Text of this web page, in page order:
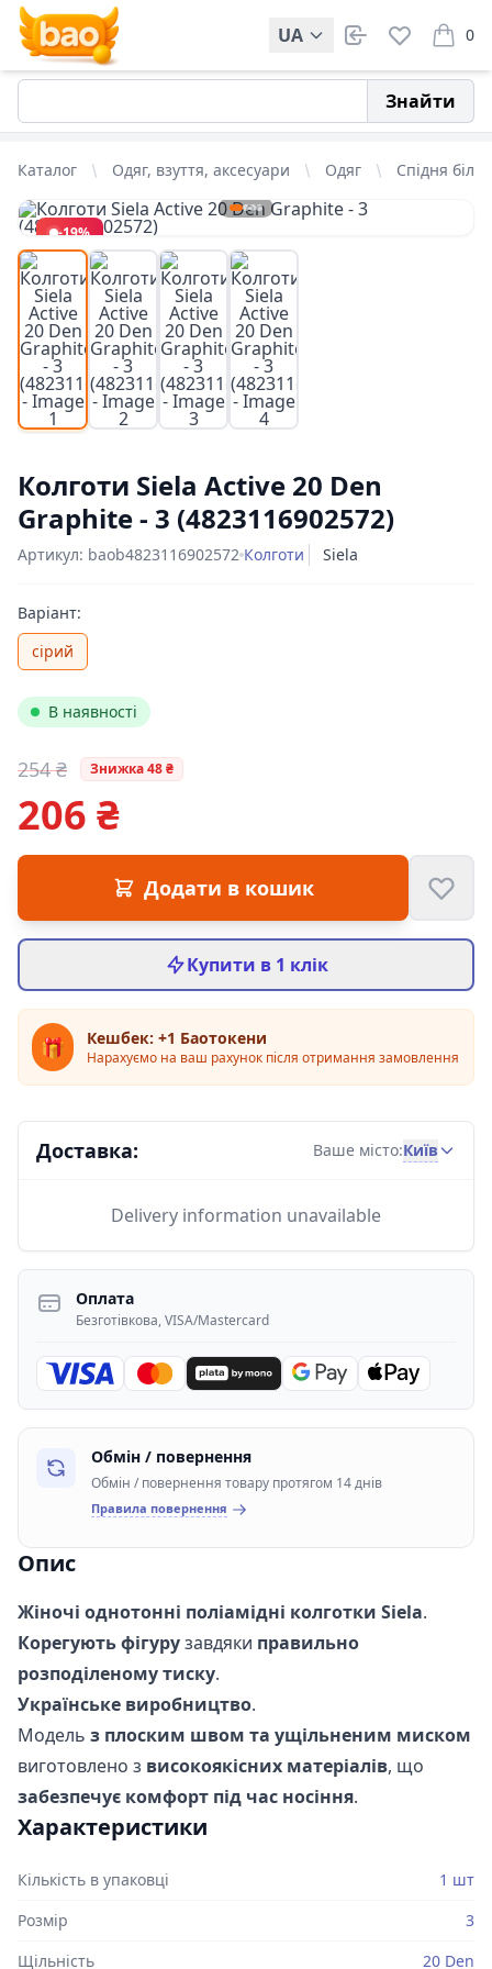
UA 0
items
Знайти
Каталог Одяг, взуття, аксесуари Одяг Спідня
-19%
Опис
Жіночі однотонні поліамідні колготки Siela.
Корегують фігурузавдяки правильно
розподіленому тиску.
Українське виробництво.
Модель з плоским швом та ущільненим миском
виготовлено з високоякісних матеріалів, що
забезпечує комфорт під час носіння.
Колготи Siela Active 20 Den
Graphite - 3 (4823116902572)
Артикул: baob4823116902572 Колготи Siela
Варіант:
сірий
В наявності
254 ₴ Знижка 48 ₴
Цена:
206 ₴
Додати в кошик
Купити в 1 клік
🎁 Кешбек: +1 Баотокени
Нарахуємо на ваш рахунок після отримання замовлення
Доставка: Ваше місто:Київ
Delivery information unavailable
Оплата
Безготівкова, VISA/Mastercard
Обмін / повернення
Обмін / повернення товару протягом 14 днів
Правила повернення
Характеристики
Кількість в упаковці
1 шт
Розмір
3
Щільність
20 Den